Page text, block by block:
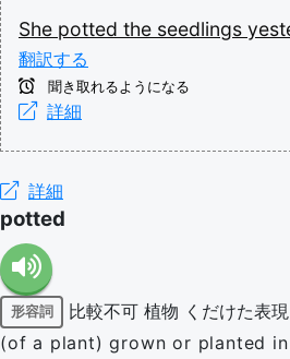
She potted the seedlings
翻訳する
聞き取れるようになる
詳細
詳細
potted
形容詞 比較不可 植物 くだけた表現
(of a plant) grown or planted